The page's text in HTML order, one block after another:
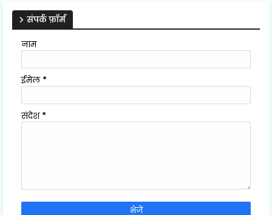
संपर्क फ़ॉर्म
नाम
ईमेल *
संदेश *